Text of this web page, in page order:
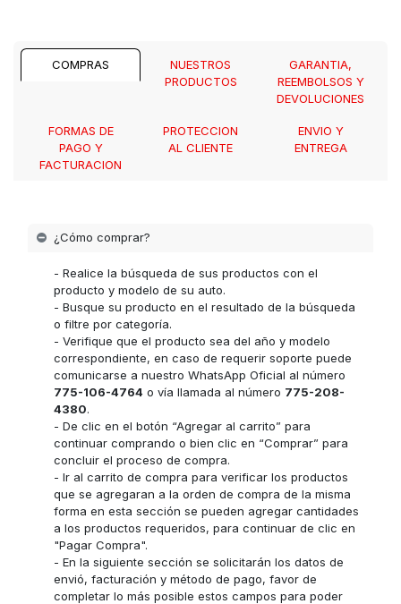
COMPRAS
NUESTROS
PRODUCTOS
GARANTIA,
REEMBOLSOS Y
DEVOLUCIONES
FORMAS DE
PAGO Y
FACTURACION
PROTECCION
AL CLIENTE
ENVIO Y
ENTREGA
¿Cómo comprar?
- Realice la búsqueda de sus productos con el
producto y modelo de su auto.
- Busque su producto en el resultado de la búsqueda
o filtre por categoría.
- Verifique que el producto sea del año y modelo
correspondiente, en caso de requerir soporte puede
comunicarse a nuestro WhatsApp Oficial al número
775-106-4764 o vía llamada al número 775-208-
4380.
- De clic en el botón “Agregar al carrito” para
continuar comprando o bien clic en “Comprar” para
concluir el proceso de compra.
- Ir al carrito de compra para verificar los productos
que se agregaran a la orden de compra de la misma
forma en esta sección se pueden agregar cantidades
a los productos requeridos, para continuar de clic en
"Pagar Compra".
- En la siguiente sección se solicitarán los datos de
envió, facturación y método de pago, favor de
completar lo más posible estos campos para poder